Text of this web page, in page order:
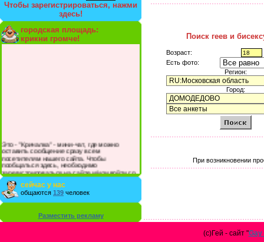
Чтобы зарегистрироваться, нажми
здесь!
городская площадь:
крикни громче!
Это - "Кричалка" - мини-чат, где можно
оставить сообщение сразу всем
посетителям нашего сайта. Чтобы
пообщаться здесь, необходимо
зарегистрироваться на сайте и/или войти со
своими логином и паролем.
сейчас у нас
общаются 139 человек
Разместить рекламу
Поиск геев и
Возраст:
Есть фото:
Регион:
Город:
При возникновении
(с)Гей - сайт "Gay